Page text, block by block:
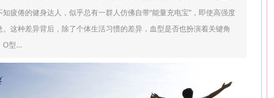
疲倦的健身达人，似乎总有一群人仿佛自带“能量充电宝”，即使高强度
。这种差异背后，除了个体生活习惯的差异，血型是否也扮演着关键角
O型...